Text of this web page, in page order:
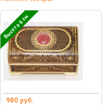
Высота 6 см
980 руб.